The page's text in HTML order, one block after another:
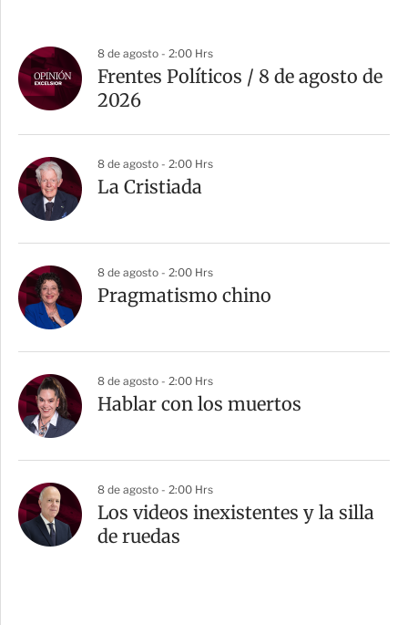
8 de agosto - 2:00 Hrs
Frentes Políticos / 8 de agosto de
2026
8 de agosto - 2:00 Hrs
La Cristiada
8 de agosto - 2:00 Hrs
Pragmatismo chino
8 de agosto - 2:00 Hrs
Hablar con los muertos
8 de agosto - 2:00 Hrs
Los videos inexistentes y la silla
de ruedas